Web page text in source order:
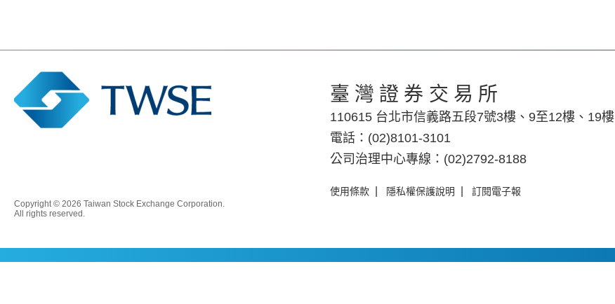
臺灣證券交易所
110615 台北市信義路五段7號3樓、9至12樓、19樓
電話：(02)8101-3101
公司治理中心專線：(02)2792-8188
使用條款| 隱私權保護說明 訂閱電子報
Copyright © 2026 Taiwan Stock Exchange Corporation.
All rights reserved.